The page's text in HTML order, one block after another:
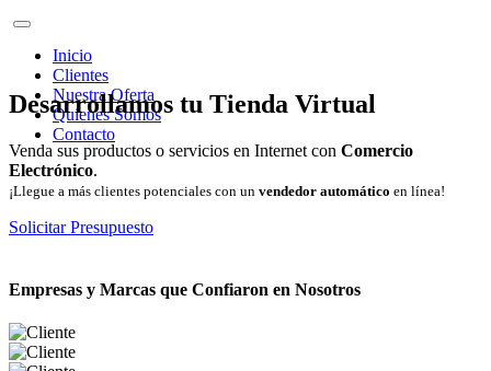
Inicio
Clientes
Nuestra Oferta
Quienes Somos
Contacto
Desarrollamos tu Tienda Virtual
Venda sus productos o servicios en Internet con Comercio
Electrónico.
¡Llegue a más clientes potenciales con un vendedor automático en línea!
Solicitar Presupuesto
Empresas y Marcas que Confiaron en Nosotros